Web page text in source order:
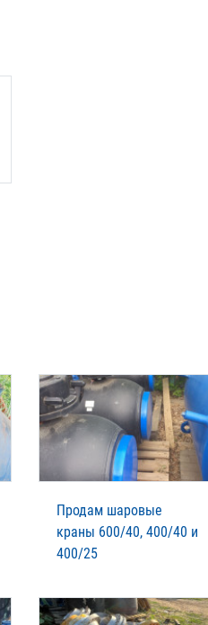
Продам шаровые
краны 600/40, 400/40 и
400/25